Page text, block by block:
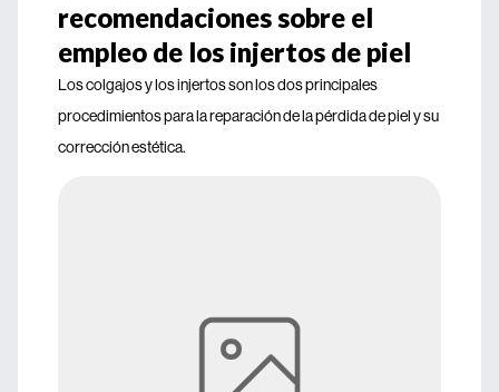
recomendaciones sobre el
empleo de los injertos de piel
Los colgajos y los injertos son los dos principales
procedimientos para la reparación de la pérdida de piel y su
corrección estética.